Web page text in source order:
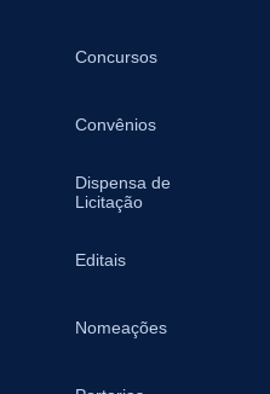
Concursos
Convênios
Dispensa de
Licitação
Editais
Nomeações